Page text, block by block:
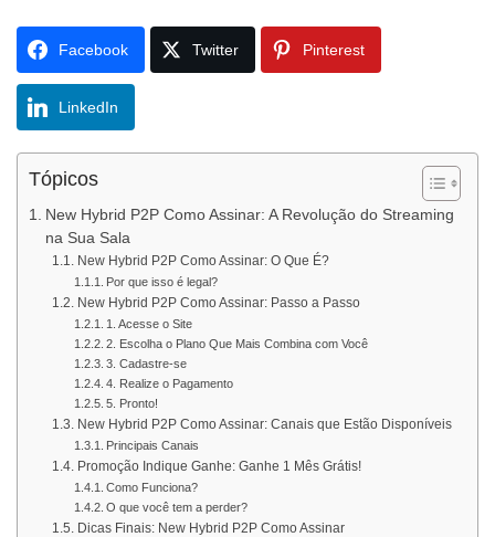
Facebook Twitter Pinterest
LinkedIn
Tópicos
New Hybrid P2P Como Assinar: A Revolução do Streaming
na Sua Sala
New Hybrid P2P Como Assinar: O Que É?
Por que isso é legal?
New Hybrid P2P Como Assinar: Passo a Passo
1. Acesse o Site
2. Escolha o Plano Que Mais Combina com Você
3. Cadastre-se
4. Realize o Pagamento
5. Pronto!
New Hybrid P2P Como Assinar: Canais que Estão Disponíveis
Principais Canais
Promoção Indique Ganhe: Ganhe 1 Mês Grátis!
Como Funciona?
O que você tem a perder?
Dicas Finais: New Hybrid P2P Como Assinar